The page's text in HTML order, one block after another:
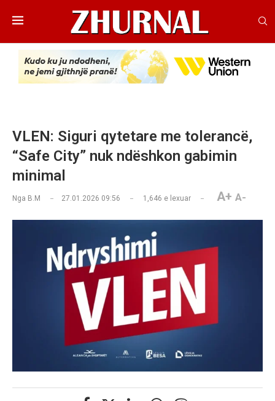
VLEN: Siguri qytetare me tolerancë,
“Safe City” nuk ndëshkon gabimin
minimal
Nga B.M 27.01.2026 09:56 1,646 e lexuar A+ A-